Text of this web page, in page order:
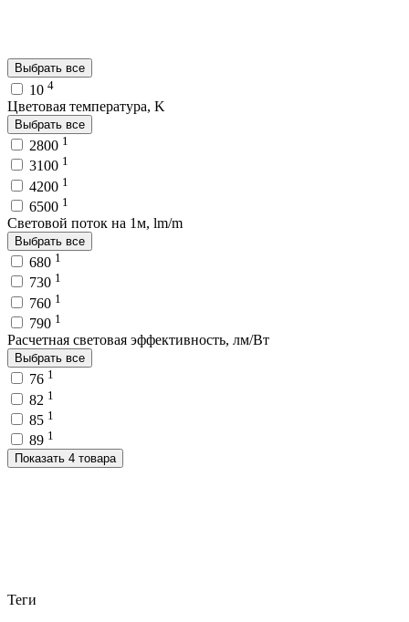
Выбрать все
10 4
Цветовая температура, K
Выбрать все
2800 1
3100 1
4200 1
6500 1
Световой поток на 1м, lm/m
Выбрать все
680 1
730 1
760 1
790 1
Расчетная световая эффективность, лм/Вт
Выбрать все
76 1
82 1
85 1
89 1
Показать 4 товара
Теги